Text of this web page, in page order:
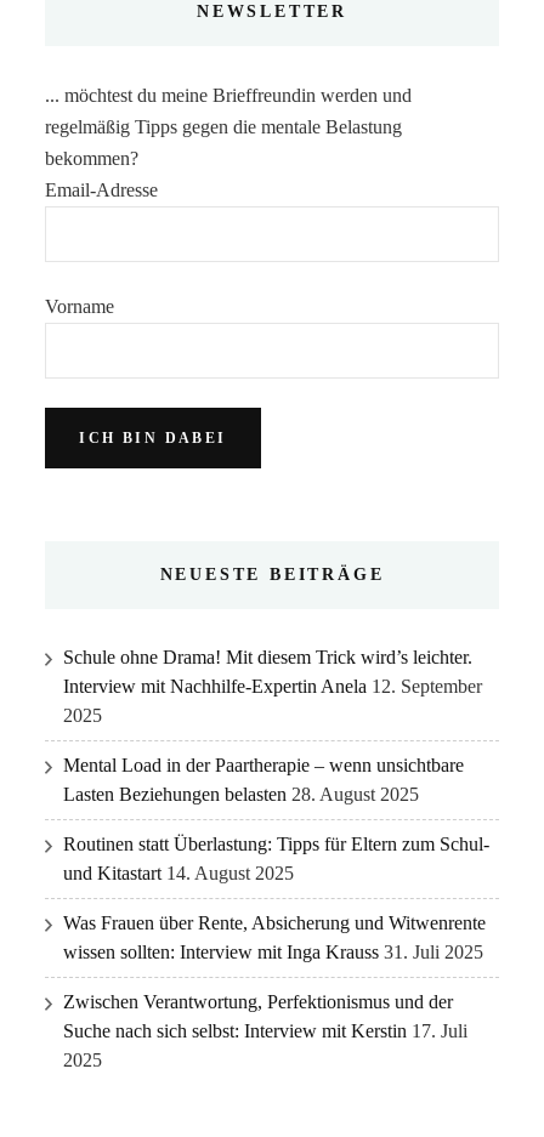
NEWSLETTER
... möchtest du meine Brieffreundin werden und
regelmäßig Tipps gegen die mentale Belastung
bekommen?
Email-Adresse
Vorname
NEUESTE BEITRÄGE
Schule ohne Drama! Mit diesem Trick wird’s leichter.
Interview mit Nachhilfe-Expertin Anela 12. September
2025
Mental Load in der Paartherapie – wenn unsichtbare
Lasten Beziehungen belasten 28. August 2025
Routinen statt Überlastung: Tipps für Eltern zum Schul-
und Kitastart 14. August 2025
Was Frauen über Rente, Absicherung und Witwenrente
wissen sollten: Interview mit Inga Krauss 31. Juli 2025
Zwischen Verantwortung, Perfektionismus und der
Suche nach sich selbst: Interview mit Kerstin 17. Juli
2025